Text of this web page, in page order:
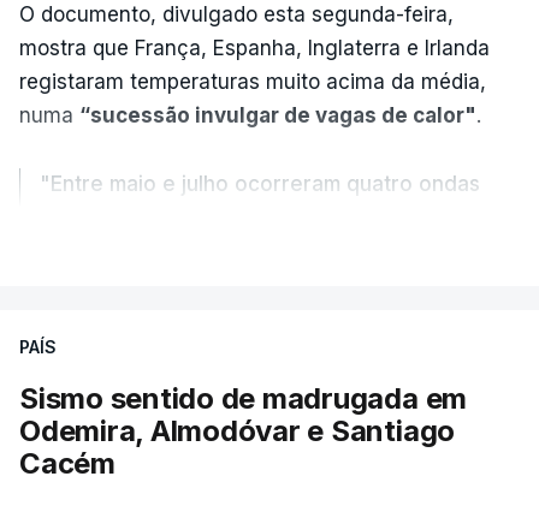
O documento, divulgado esta segunda-feira,
mostra que França, Espanha, Inglaterra e Irlanda
registaram temperaturas muito acima da média,
numa “sucessão invulgar de vagas de calor".
"Entre maio e julho ocorreram quatro ondas
temperaturas recorde, também a
ajudou
Pelo contrário, a precipitação manteve-semuito
PAÍS
Sismo sentido de madrugada em
Odemira, Almodóvar e Santiago
Cacém